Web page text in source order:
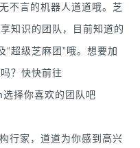
不言的机器人道道哦。芝
知识的团队，目前知道的
“超级芝麻团”哦。想要加
？快快前往
择你喜欢的团队吧
行家，道道为你感到高兴